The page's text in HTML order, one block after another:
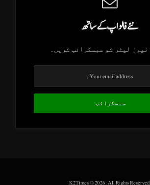
نئے فالو اپ کے ساتھ
نیوز لیٹر کو سبسکرائب کریں۔
.K2Times © 2026. All Rights Reserved